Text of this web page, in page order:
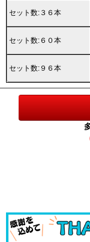
セット数:３６本
セット数:６０本
セット数:９６本